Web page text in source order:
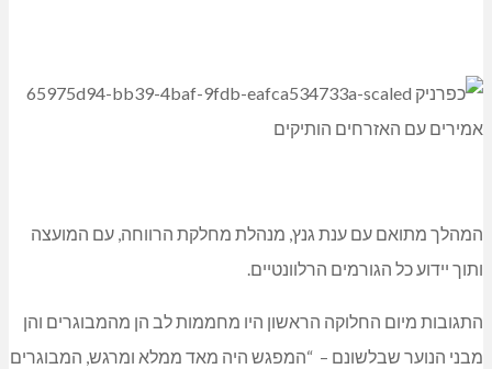
המהלך מתואם עם ענת גנץ, מנהלת מחלקת הרווחה, עם המועצה
ותוך יידוע כל הגורמים הרלוונטיים.
התגובות מיום החלוקה הראשון היו מחממות לב הן מהמבוגרים והן
מבני הנוער שבלשונם – “המפגש היה מאד ממלא ומרגש, המבוגרים